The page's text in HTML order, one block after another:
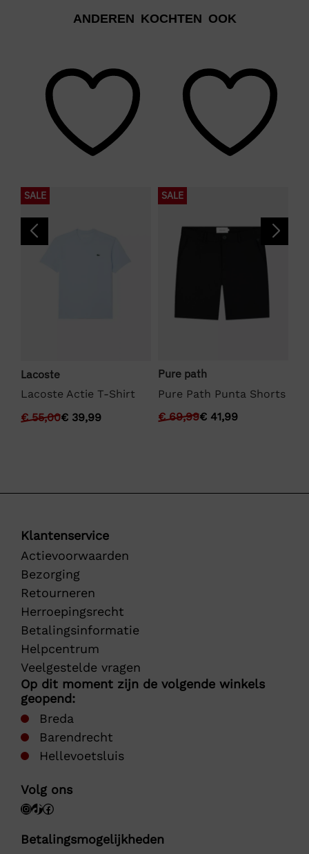
ANDEREN KOCHTEN OOK
SALE
Lacoste
Lacoste Actie T-Shirt
€55,00€ 39,99
SALE
Pure path
Pure Path Punta Shorts
€69,99€ 41,99
Klantenservice
Actievoorwaarden
Bezorging
Retourneren
Herroepingsrecht
Betalingsinformatie
Helpcentrum
Veelgestelde vragen
Op dit moment zijn de volgende winkels
geopend:
Breda
Barendrecht
Hellevoetsluis
Volg ons
Betalingsmogelijkheden